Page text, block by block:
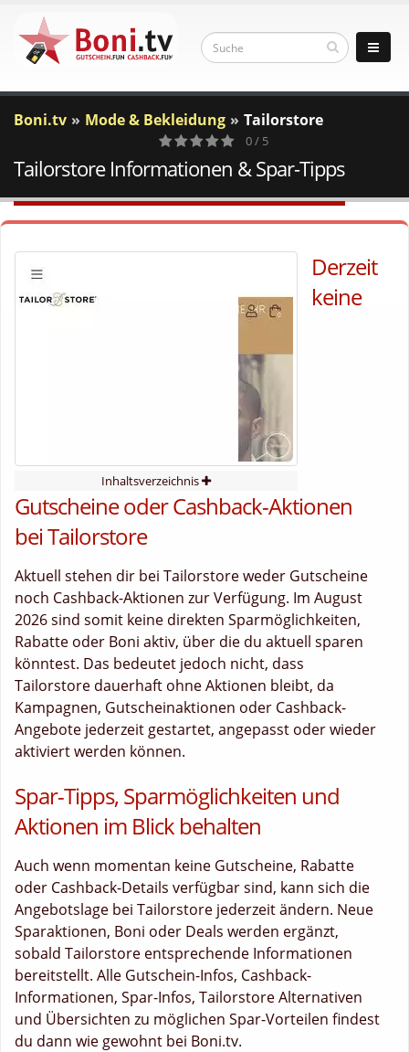
Boni.tv Mode & Bekleidung Tailorstore
0
Votes
0 / 5
Tailorstore Informationen & Spar-Tipps
Inhaltsverzeichnis
Derzeit
keine
Gutscheine oder Cashback-Aktionen
bei Tailorstore
Aktuell stehen dir bei Tailorstore weder Gutscheine
noch Cashback-Aktionen zur Verfügung. Im August
2026 sind somit keine direkten Sparmöglichkeiten,
Rabatte oder Boni aktiv, über die du aktuell sparen
könntest. Das bedeutet jedoch nicht, dass
Tailorstore dauerhaft ohne Aktionen bleibt, da
Kampagnen, Gutscheinaktionen oder Cashback-
Angebote jederzeit gestartet, angepasst oder wieder
aktiviert werden können.
Spar-Tipps, Sparmöglichkeiten und
Aktionen im Blick behalten
Auch wenn momentan keine Gutscheine, Rabatte
oder Cashback-Details verfügbar sind, kann sich die
Angebotslage bei Tailorstore jederzeit ändern. Neue
Sparaktionen, Boni oder Deals werden ergänzt,
sobald Tailorstore entsprechende Informationen
bereitstellt. Alle Gutschein-Infos, Cashback-
Informationen, Spar-Infos, Tailorstore Alternativen
und Übersichten zu möglichen Spar-Vorteilen findest
du dann wie gewohnt bei Boni.tv.